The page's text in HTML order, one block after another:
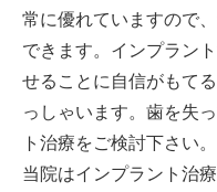
常に優れていますので
できます。インプラン
せることに自信がもて
っしゃいます。歯を失
ト治療をご検討下さい。
当院はインプラント治